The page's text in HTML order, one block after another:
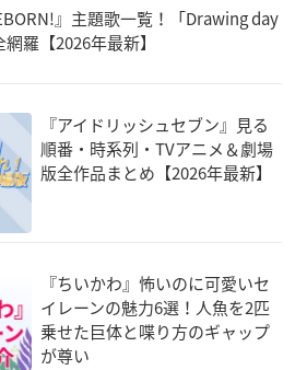
』主題歌一覧！「Drawing day
羅【2026年最新】
『アイドリッシュセブン』見る
順番・時系列・TVアニメ＆劇場
版全作品まとめ【2026年最新】
『ちいかわ』怖いのに可愛いセ
イレーンの魅力6選！人魚を2匹
乗せた巨体と喋り方のギャップ
が尊い